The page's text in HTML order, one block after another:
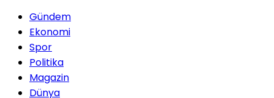
Gündem
Ekonomi
Spor
Politika
Magazin
Dünya